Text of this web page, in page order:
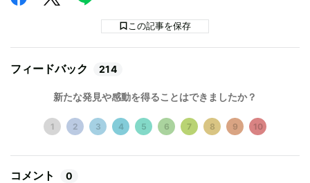
この記事を保存
フィードバック 214
新たな発見や感動を得ることはできましたか？
1 2 3 4 5 6 7 8 9 10
コメント 0